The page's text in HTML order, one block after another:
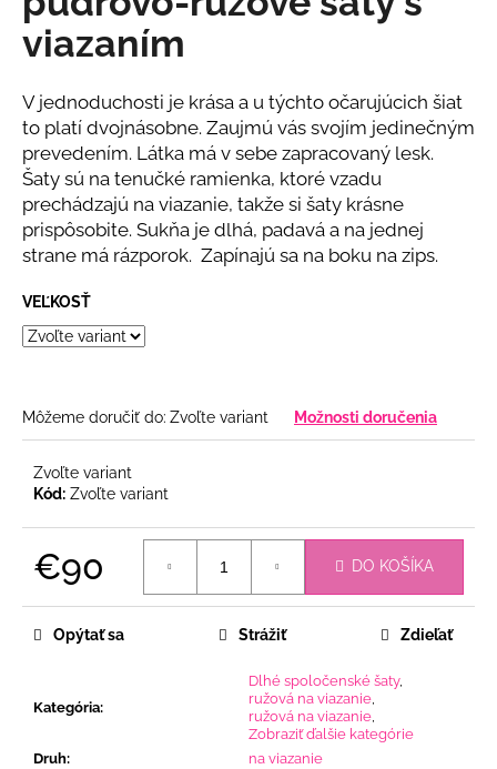
z
hviezdičiek.
viazaním
V jednoduchosti je krása a u týchto očarujúcich šiat
to platí dvojnásobne. Zaujmú vás svojím jedinečným
prevedením. Látka má v sebe zapracovaný lesk.
Šaty sú na tenučké ramienka, ktoré vzadu
prechádzajú na viazanie, takže si šaty krásne
prispôsobite. Sukňa je dlhá, padavá a na jednej
strane má rázporok. Zapínajú sa na boku na zips.
VEĽKOSŤ
Môžeme doručiť do: Zvoľte variant Možnosti doručenia
Zvoľte variant
Kód: Zvoľte variant
€90 DO KOŠÍKA
Kategória:
Dlhé spoločenské šaty,
ružová na viazanie
ružová na viazanie
Zobraziť ďalšie kategórie
Druh:
na viazanie
Opýtať sa Strážiť Zdieľať
a
m
DLHÉ
SPOLOČENSKÉ
BLEDOMODRÉ
ŠATY
S
RUKÁVMI
€78